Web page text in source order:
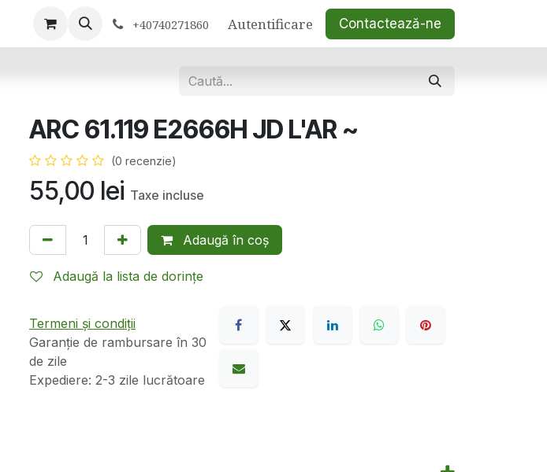
+40740271860 Autentificare Contactează-ne
ARC 61.119 E2666H JD L'AR ~
(0 recenzie)
55,00 lei Taxe incluse
Adaugă în coș
Adaugă la lista de dorințe
Termeni și condiții
Garanție de rambursare în 30
de zile
Expediere: 2-3 zile lucrătoare